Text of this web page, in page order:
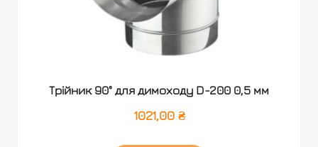
Трійник 90° для димоходу D-200 0,5 мм
1021,00 ₴